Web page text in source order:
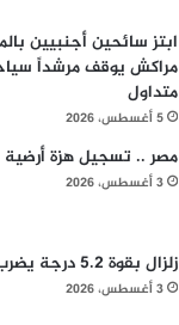
ابتز سائحين أجنبيين
مراكش يوقف مرشداً
متداول
5 أغسطس، 2026
مصر .. تسجيل هزة أرضية بقوة
3 أغسطس، 2026
زلزال بقوة 5.2 درجة يضرب شرق البيرو
3 أغسطس، 2026